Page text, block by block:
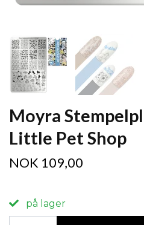
Moyra
Little Pet Shop
NOK 109,00
på lager